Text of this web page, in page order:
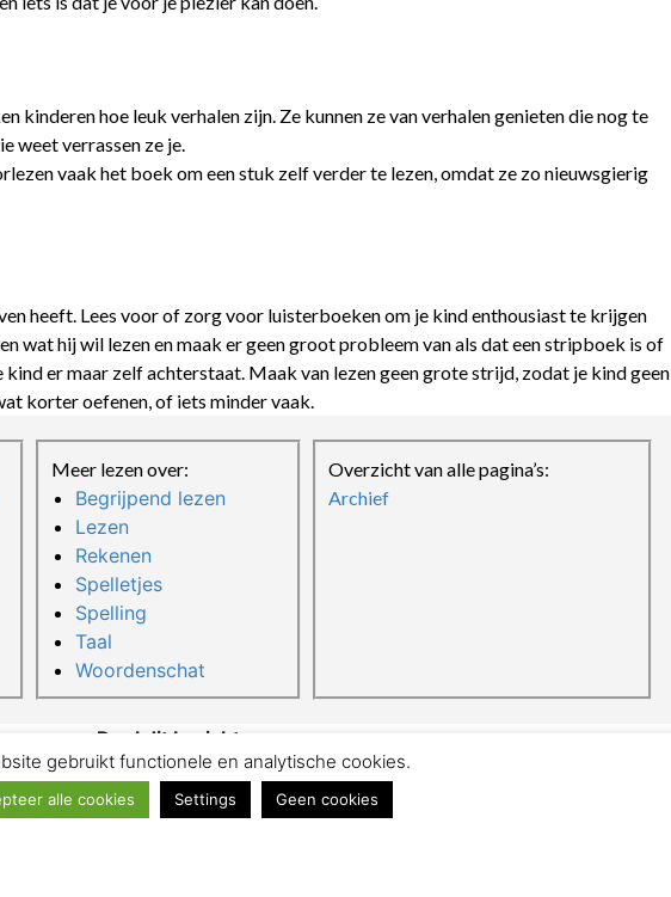
kinderen hoe leuk verhalen zijn. Ze kunnen ze van verhalen genieten die nog te
weet verrassen ze je.
vaak het boek om een stuk zelf verder te lezen, omdat ze zo nieuwsgierig
heeft. Lees voor of zorg voor luisterboeken om je kind enthousiast te krijgen
wat hij wil lezen en maak er geen groot probleem van als dat een stripboek is of
er maar zelf achterstaat. Maak van lezen geen grote strijd, zodat je kind geen
korter oefenen, of iets minder vaak.
Meer lezen over:
Begrijpend lezen
Lezen
Rekenen
Spelletjes
Spelling
Taal
Woordenschat
Overzicht van alle pagina’s:
Archief
Deel dit bericht
gebruikt functionele en analytische cookies.
alle cookies Settings Geen cookies